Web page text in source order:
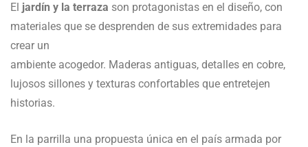
El jardín y la terraza son protagonistas en el diseño, con
materiales que se desprenden de sus extremidades para
crear un
ambiente acogedor. Maderas antiguas, detalles en cobre,
lujosos sillones y texturas confortables que entretejen
historias.
En la parrilla una propuesta única en el país armada por